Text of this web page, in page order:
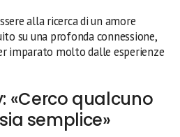
alla ricerca di un amore
su una profonda connessione,
imparato molto dalle esperienze
«Cerco qualcuno
semplice»